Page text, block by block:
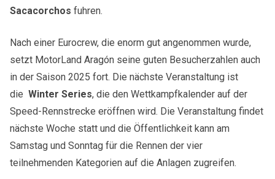
Sacacorchos fuhren.
Nach einer Eurocrew, die enorm gut angenommen wurde,
setzt MotorLand Aragón seine guten Besucherzahlen auch
in der Saison 2025 fort. Die nächste Veranstaltung ist
die Winter Series, die den Wettkampfkalender auf der
Speed-Rennstrecke eröffnen wird. Die Veranstaltung findet
nächste Woche statt und die Öffentlichkeit kann am
Samstag und Sonntag für die Rennen der vier
teilnehmenden Kategorien auf die Anlagen zugreifen.